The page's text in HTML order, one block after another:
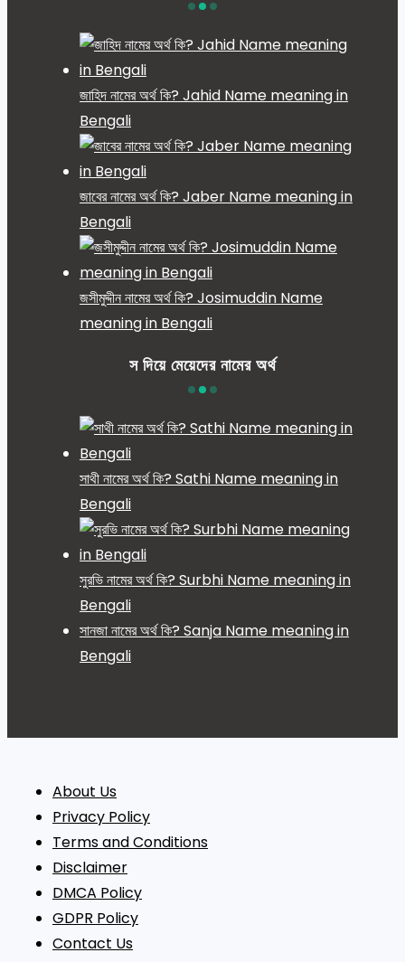
জাহিদ নামের অর্থ কি? Jahid Name meaning in
Bengali
জাবের নামের অর্থ কি? Jaber Name meaning in
Bengali
জসীমুদ্দীন নামের অর্থ কি? Josimuddin Name
meaning in Bengali
স দিয়ে মেয়েদের নামের অর্থ
সাথী নামের অর্থ কি? Sathi Name meaning in
Bengali
সুরভি নামের অর্থ কি? Surbhi Name meaning in
Bengali
সানজা নামের অর্থ কি? Sanja Name meaning in
Bengali
About Us
Privacy Policy
Terms and Conditions
Disclaimer
DMCA Policy
GDPR Policy
Contact Us